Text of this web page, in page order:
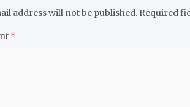
address will not be published. Required
*